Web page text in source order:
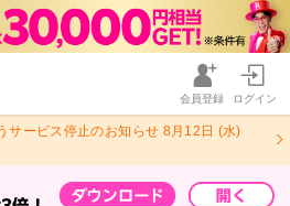
会員登録 ログイン
サービス停止のお知らせ 8月12日 (水)